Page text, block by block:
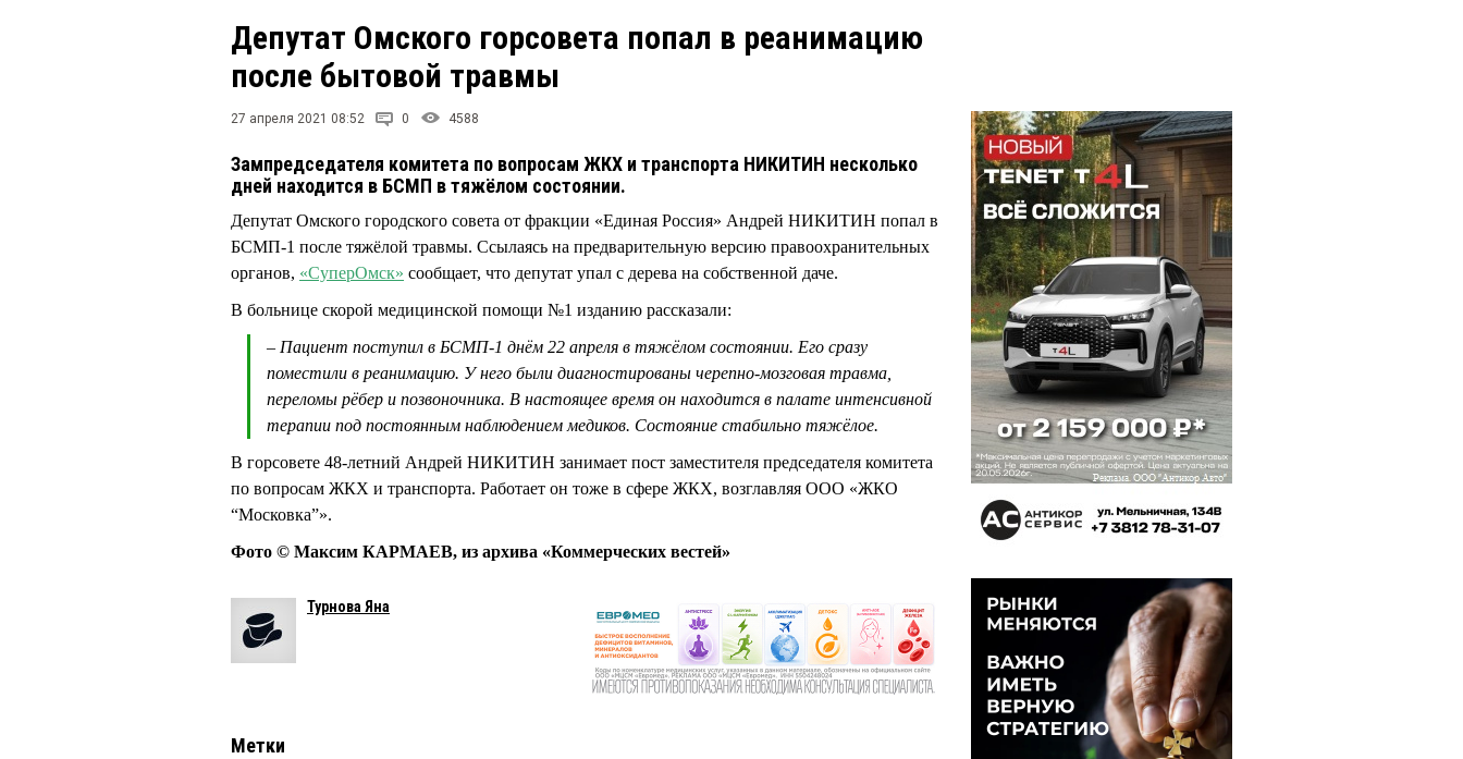
Депутат Омского горсовета попал в реанимацию
после бытовой травмы
27 апреля 2021 08:52 0 4588
Зампредседателя комитета по вопросам ЖКХ и транспорта НИКИТИН несколько
дней находится в БСМП в тяжёлом состоянии.
Депутат Омского городского совета от фракции «Единая Россия» Андрей НИКИТИН попал в
БСМП-1 после тяжёлой травмы. Ссылаясь на предварительную версию правоохранительных
органов, «СуперОмск» сообщает, что депутат упал с дерева на собственной даче.
В больнице скорой медицинской помощи №1 изданию рассказали:
– Пациент поступил в БСМП-1 днём 22 апреля в тяжёлом состоянии. Его сразу
поместили в реанимацию. У него были диагностированы черепно-мозговая травма,
переломы рёбер и позвоночника. В настоящее время он находится в палате интенсивной
терапии под постоянным наблюдением медиков. Состояние стабильно тяжёлое.
В горсовете 48-летний Андрей НИКИТИН занимает пост заместителя председателя комитета
по вопросам ЖКХ и транспорта. Работает он тоже в сфере ЖКХ, возглавляя ООО «ЖКО
“Московка”».
Фото © Максим КАРМАЕВ, из архива «Коммерческих вестей»
Турнова Яна
Метки